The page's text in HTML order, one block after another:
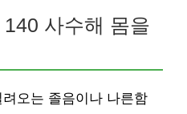
사수해 몸을
오는 졸음이나 나른함